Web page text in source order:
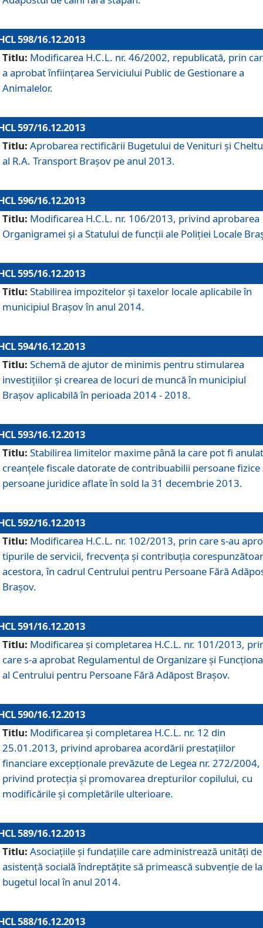
598/16.12.2013
Titlu: Modificarea H.C.L. nr. 46/2002, republicată, prin
a aprobat înfiinţarea Serviciului Public de Gestionare a
Animalelor.
597/16.12.2013
Titlu: Aprobarea rectificării Bugetului de Venituri şi
al R.A. Transport Braşov pe anul 2013.
596/16.12.2013
Titlu: Modificarea H.C.L. nr. 106/2013, privind aprobarea
Organigramei şi a Statului de funcţii ale Poliţiei Locale
595/16.12.2013
Titlu: Stabilirea impozitelor şi taxelor locale aplicabile în
municipiul Braşov în anul 2014.
594/16.12.2013
Titlu: Schemă de ajutor de minimis pentru stimularea
investiţiilor şi crearea de locuri de muncă în municipiul
Braşov aplicabilă în perioada 2014 - 2018.
593/16.12.2013
Titlu: Stabilirea limitelor maxime până la care pot fi
creanţele fiscale datorate de contribuabilii persoane fizice
persoane juridice aflate în sold la 31 decembrie 2013.
592/16.12.2013
Titlu: Modificarea H.C.L. nr. 102/2013, prin care s-au
tipurile de servicii, frecvenţa şi contribuţia
acestora, în cadrul Centrului pentru Persoane Fără
Braşov.
591/16.12.2013
Titlu: Modificarea şi completarea H.C.L. nr. 101/2013,
care s-a aprobat Regulamentul de Organizare şi
al Centrului pentru Persoane Fără Adăpost Braşov.
590/16.12.2013
Titlu: Modificarea şi completarea H.C.L. nr. 12 din
25.01.2013, privind aprobarea acordării prestaţiilor
financiare excepţionale prevăzute de Legea nr. 272/2004,
privind protecţia şi promovarea drepturilor copilului, cu
modificările şi completările ulterioare.
589/16.12.2013
Titlu: Asociaţiile şi fundaţiile care administrează unităţi de
asistenţă socială îndreptăţite să primească subvenţie de la
bugetul local în anul 2014.
588/16.12.2013